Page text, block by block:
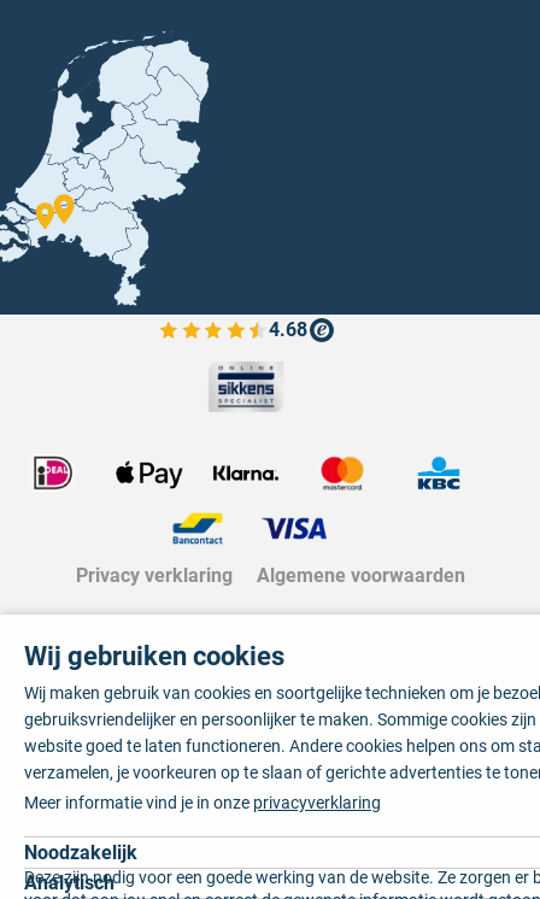
4.68
Bekijk de verfplaza beoordelingen
Privacy verklaring Algemene voorwaarden
Wij gebruiken cookies
Wij maken gebruik van cookies en soortgelijke technieken om je
gebruiksvriendelijker en persoonlijker te maken. Sommige cookies
website goed te laten functioneren. Andere cookies helpen ons om
verzamelen, je voorkeuren op te slaan of gerichte advertenties te
Meer informatie vind je in onze privacyverklaring
Noodzakelijk
Deze zijn nodig voor een goede werking van de website. Ze zorgen er
Analytisch